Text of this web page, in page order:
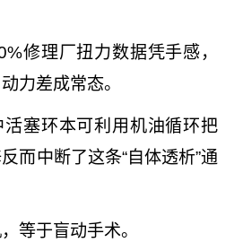
修理厂扭力数据凭手感，
力差成常态。
塞环本可利用机油循环把
而中断了这条“自体透析”通
等于盲动手术。